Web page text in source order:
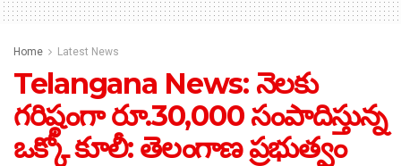
Home Latest News
Telangana News: నెలకు
గరిష్ఠంగా రూ.30,000 సంపాదిస్తున్న
ఒక్కో కూలీ: తెలంగాణ ప్రభుత్వం